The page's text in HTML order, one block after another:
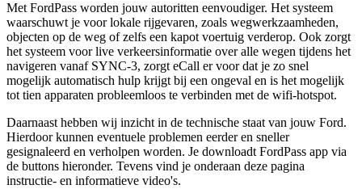
Met FordPass worden jouw autoritten eenvoudiger. Het systeem
waarschuwt je voor lokale rijgevaren, zoals wegwerkzaamheden,
objecten op de weg of zelfs een kapot voertuig verderop. Ook zorgt
het systeem voor live verkeersinformatie over alle wegen tijdens het
navigeren vanaf SYNC-3, zorgt eCall er voor dat je zo snel
mogelijk automatisch hulp krijgt bij een ongeval en is het mogelijk
tot tien apparaten probleemloos te verbinden met de wifi-hotspot.
Daarnaast hebben wij inzicht in de technische staat van jouw Ford.
Hierdoor kunnen eventuele problemen eerder en sneller
gesignaleerd en verholpen worden. Je downloadt FordPass app via
de buttons hieronder. Tevens vind je onderaan deze pagina
instructie- en informatieve video's.